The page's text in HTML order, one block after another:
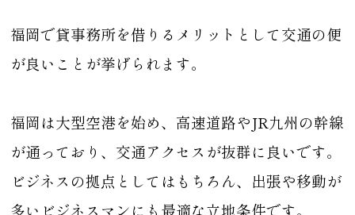
福岡で貸事務所を借りるメリットとして交通の便
が良いことが挙げられます。
福岡は大型空港を始め、高速道路やJR九州の幹線
が通っており、交通アクセスが抜群に良いです。
ビジネスの拠点としてはもちろん、出張や移動が
多いビジネスマンにも最適な立地条件です。